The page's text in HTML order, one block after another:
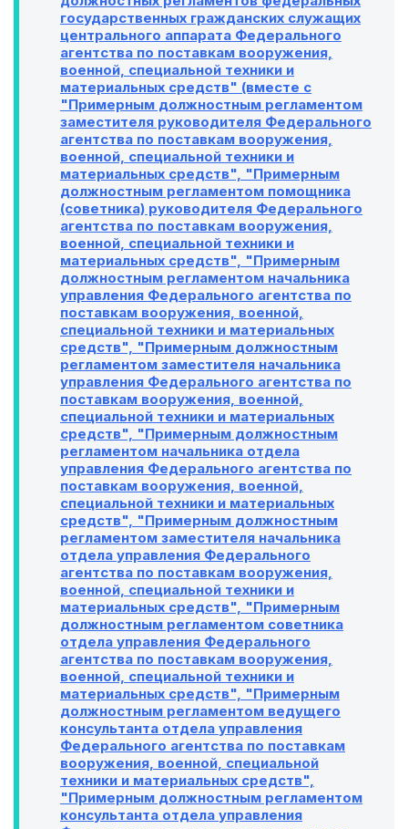
государственных гражданских служащих
центрального аппарата Федерального
агентства по поставкам вооружения,
военной, специальной техники и
материальных средств" (вместе с
"Примерным должностным регламентом
заместителя руководителя Федерального
агентства по поставкам вооружения,
военной, специальной техники и
материальных средств", "Примерным
должностным регламентом помощника
(советника) руководителя Федерального
агентства по поставкам вооружения,
военной, специальной техники и
материальных средств", "Примерным
должностным регламентом начальника
управления Федерального агентства по
поставкам вооружения, военной,
специальной техники и материальных
средств", "Примерным должностным
регламентом заместителя начальника
управления Федерального агентства по
поставкам вооружения, военной,
специальной техники и материальных
средств", "Примерным должностным
регламентом начальника отдела
управления Федерального агентства по
поставкам вооружения, военной,
специальной техники и материальных
средств", "Примерным должностным
регламентом заместителя начальника
отдела управления Федерального
агентства по поставкам вооружения,
военной, специальной техники и
материальных средств", "Примерным
должностным регламентом советника
отдела управления Федерального
агентства по поставкам вооружения,
военной, специальной техники и
материальных средств", "Примерным
должностным регламентом ведущего
консультанта отдела управления
Федерального агентства по поставкам
вооружения, военной, специальной
техники и материальных средств",
"Примерным должностным регламентом
консультанта отдела управления